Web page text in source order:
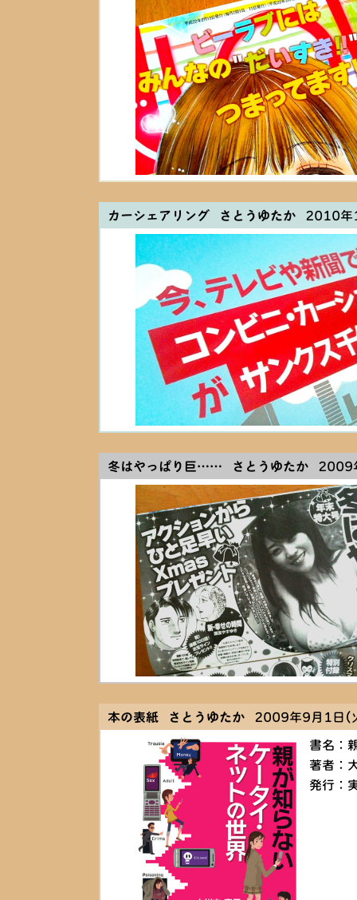
カーシェアリング さとうゆたか2010年
冬はやっぱり巨…… さとうゆたか2009
本の表紙 さとうゆたか2009年9月1日(
書名：
著者：
発行：